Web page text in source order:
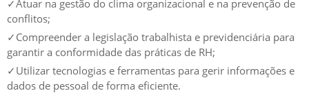
✓Atuar na gestão do clima organizacional e na prevenção de
conflitos;
✓ Compreender a legislação trabalhista e previdenciária para
garantir a conformidade das práticas de RH;
✓ Utilizar tecnologias e ferramentas para gerir informações e
dados de pessoal de forma eficiente.